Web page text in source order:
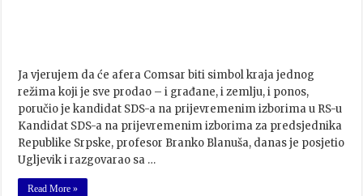
Ja vjerujem da će afera Comsar biti simbol kraja jednog
režima koji je sve prodao – i građane, i zemlju, i ponos,
poručio je kandidat SDS-a na prijevremenim izborima u RS-u
Kandidat SDS-a na prijevremenim izborima za predsjednika
Republike Srpske, profesor Branko Blanuša, danas je posjetio
Ugljevik i razgovarao sa …
Read More »